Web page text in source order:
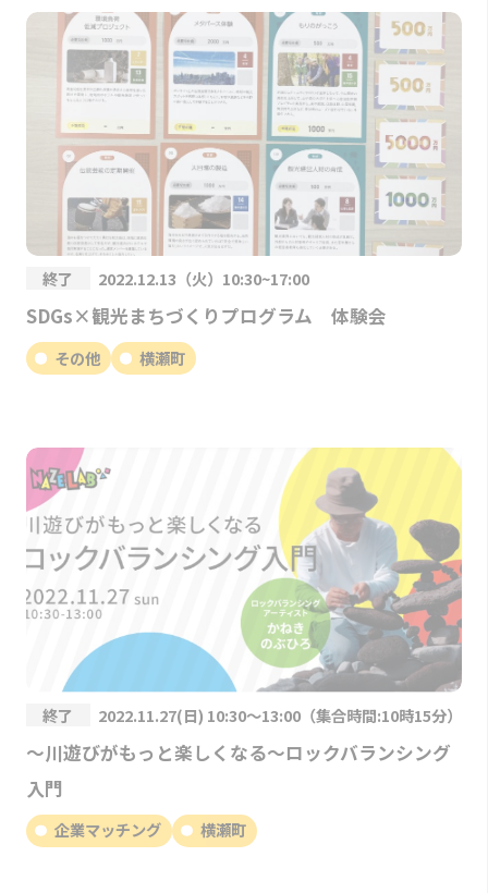
終了 2022.12.13（火）10:30~17:00
SDGs×観光まちづくりプログラム 体験会
その他 横瀬町
終了 2022.11.27(日) 10:30～13:00（集合時間:10時15分）
〜川遊びがもっと楽しくなる〜ロックバランシング
入門
企業マッチング 横瀬町